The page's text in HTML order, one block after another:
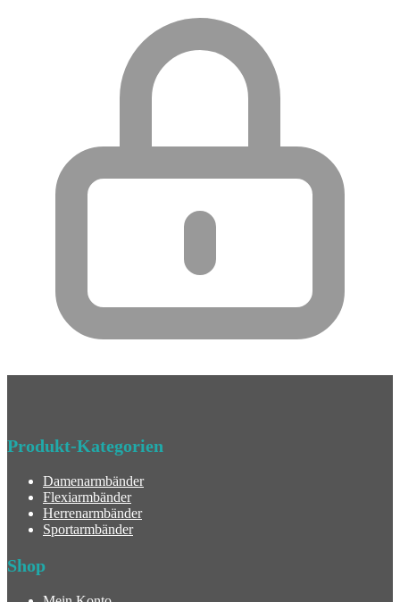
Produkt-Kategorien
Damenarmbänder
Flexiarmbänder
Herrenarmbänder
Sportarmbänder
Shop